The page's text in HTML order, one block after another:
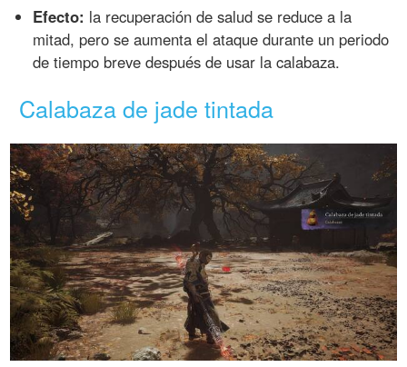
Efecto: la recuperación de salud se reduce a la
mitad, pero se aumenta el ataque durante un periodo
de tiempo breve después de usar la calabaza.
Calabaza de jade tintada